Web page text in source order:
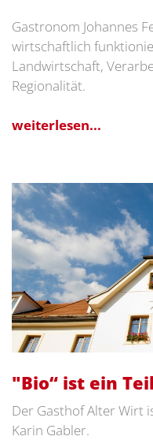
Gastronom Johannes
wirtschaftlich
Landwirtschaft,
Regionalität.
weiterlesen...
"Bio“ ist ein
Der Gasthof Alter Wirt
Karin Gabler.